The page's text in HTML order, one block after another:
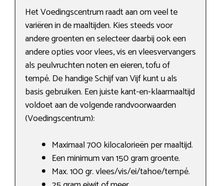
Het Voedingscentrum raadt aan om veel te
variëren in de maaltijden. Kies steeds voor
andere groenten en selecteer daarbij ook een
andere opties voor vlees, vis en vleesvervangers
als peulvruchten noten en eieren, tofu of
tempé. De handige Schijf van Vijf kunt u als
basis gebruiken. Een juiste kant-en-klaarmaaltijd
voldoet aan de volgende randvoorwaarden
(Voedingscentrum):
Maximaal 700 kilocalorieën per maaltijd.
Een minimum van 150 gram groente.
Max. 100 gr. vlees/vis/ei/tahoe/tempé.